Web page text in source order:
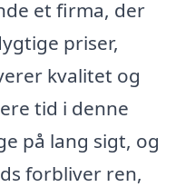
et firma, der
priser,
kvalitet og
tid i denne
på lang sigt, og
forbliver ren,